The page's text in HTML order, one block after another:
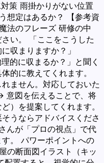
策 雨掛かりがない位置
想定はあるか？ 【参考資
法のフレーズ 研修の中
い。 「ここをこうした
収まりますか？」
的に収まるか？」と聞く
的に教えてくれます。
ません。対応しておいた
意図を伝えることで、将
）を提案してくれます。
うならアドバイスくださ
んが「プロの視点」で代
。 パワーポイントへの
の断面図イラスト（キッ